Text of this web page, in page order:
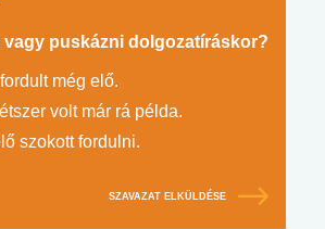
vagy puskázni dolgozatíráskor?
még elő.
volt már rá példa.
szokott fordulni.
SZAVAZAT ELKÜLDÉSE